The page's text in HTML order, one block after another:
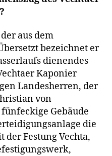
aus dem
bezeichnet er
dienendes
Kaponier
Landesherren, der
von
Gebäude
die
der Festung Vechta,